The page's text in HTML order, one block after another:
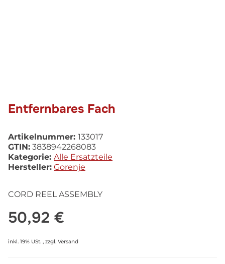
Entfernbares Fach
Artikelnummer: 133017
GTIN: 3838942268083
Kategorie: Alle Ersatzteile
Hersteller: Gorenje
CORD REEL ASSEMBLY
50,92 €
inkl. 19% USt. , zzgl. Versand